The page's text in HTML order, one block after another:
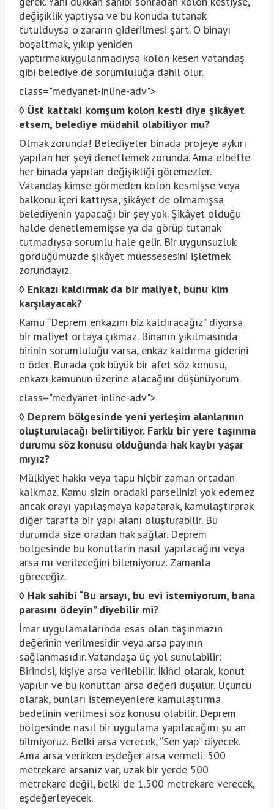
değişiklik yaptıysa ve bu konuda tutanak
tutulduysa o zararın giderilmesi şart. O binayı
boşaltmak, yıkıp yeniden
yaptırmakuygulanmadıysa kolon kesen vatandaş
gibi belediye de sorumluluğa dahil olur.
class="medyanet-inline-adv">
◊ Üst kattaki komşum kolon kesti diye şikâyet
etsem, belediye müdahil olabiliyor mu?
Olmak zorunda! Belediyeler binada projeye aykırı
yapılan her şeyi denetlemek zorunda. Ama elbette
her binada yapılan değişikliği göremezler.
Vatandaş kimse görmeden kolon kesmişse veya
balkonu içeri kattıysa, şikâyet de olmamışsa
belediyenin yapacağı bir şey yok. Şikâyet olduğu
halde denetlememişse ya da görüp tutanak
tutmadıysa sorumlu hale gelir. Bir uygunsuzluk
gördüğümüzde şikâyet müessesesini işletmek
zorundayız.
◊ Enkazı kaldırmak da bir maliyet, bunu kim
karşılayacak?
Kamu “Deprem enkazını biz kaldıracağız” diyorsa
bir maliyet ortaya çıkmaz. Binanın yıkılmasında
birinin sorumluluğu varsa, enkaz kaldırma giderini
o öder. Burada çok büyük bir afet söz konusu,
enkazı kamunun üzerine alacağını düşünüyorum.
class="medyanet-inline-adv">
◊ Deprem bölgesinde yeni yerleşim alanlarının
oluşturulacağı belirtiliyor. Farklı bir yere taşınma
durumu söz konusu olduğunda hak kaybı yaşar
mıyız?
Mülkiyet hakkı veya tapu hiçbir zaman ortadan
kalkmaz. Kamu sizin oradaki parselinizi yok edemez
ancak orayı yapılaşmaya kapatarak, kamulaştırarak
diğer tarafta bir yapı alanı oluşturabilir. Bu
durumda size oradan hak sağlar. Deprem
bölgesinde bu konutların nasıl yapılacağını veya
arsa mı verileceğini bilemiyoruz. Zamanla
göreceğiz.
◊ Hak sahibi “Bu arsayı, bu evi istemiyorum, bana
parasını ödeyin” diyebilir mi?
İmar uygulamalarında esas olan taşınmazın
değerinin verilmesidir veya arsa payının
sağlanmasıdır. Vatandaşa üç yol sunulabilir:
Birincisi, kişiye arsa verilebilir. İkinci olarak, konut
yapılır ve bu konuttan arsa değeri düşülür. Üçüncü
olarak, bunları istemeyenlere kamulaştırma
bedelinin verilmesi söz konusu olabilir. Deprem
bölgesinde nasıl bir uygulama yapılacağını şu an
bilmiyoruz. Belki arsa verecek, “Sen yap” diyecek.
Ama arsa verirken eşdeğer arsa vermeli. 500
metrekare arsanız var, uzak bir yerde 500
metrekare değil, belki de 1.500 metrekare verecek,
eşdeğerleyecek.